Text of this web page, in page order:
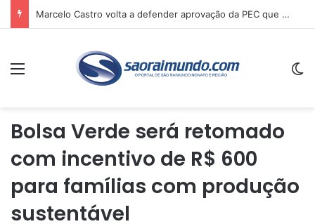
Marcelo Castro volta a defender aprovação da PEC que acaba com a escala 6×1 e avalia clima no Senado
Menu
Bolsa Verde será retomado
com incentivo de R$ 600
para famílias com produção
sustentável